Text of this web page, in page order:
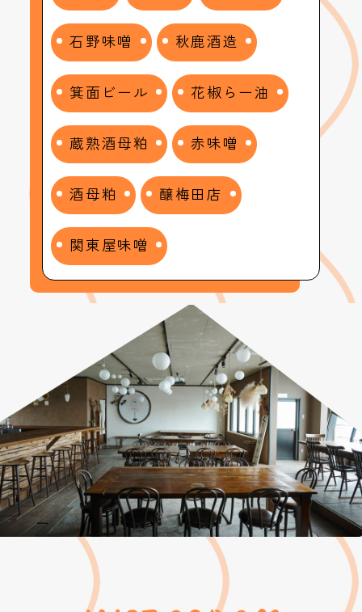
石野味噌 秋鹿酒造
箕面ビール 花椒らー油
蔵熟酒母粕 赤味噌
酒母粕 醸梅田店
関東屋味噌